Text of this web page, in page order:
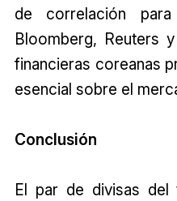
de correlación
Bloomberg, Reuters
financieras coreanas
esencial sobre el
Conclusión
El par de divisas